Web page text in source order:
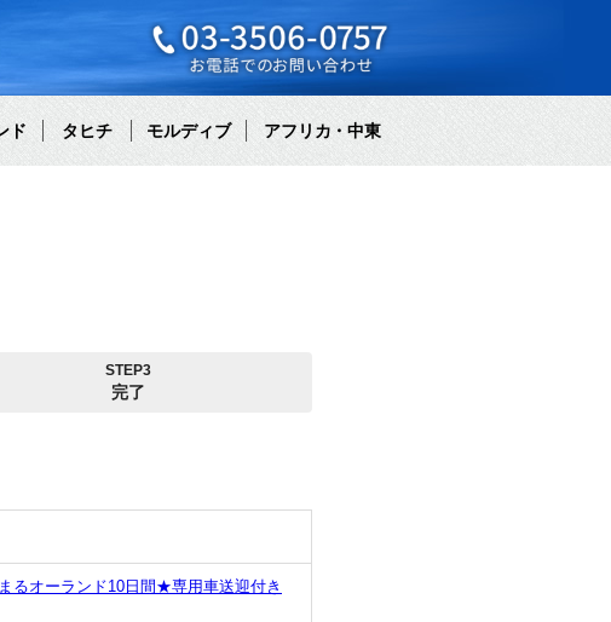
ド タヒチ モルディブ アフリカ・中東
STEP3
完了
るオーランド10日間★専用車送迎付き